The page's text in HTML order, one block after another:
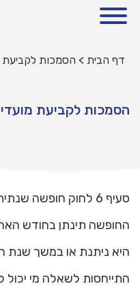
דף הבית > הסמכות לקביעת
הסמכות לקביעת
החופשה תינתן בחודש
היא ניתנת או במשך שנת
התייחסות לשאלה מי